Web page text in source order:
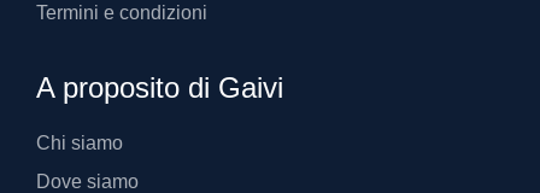
Termini e condizioni
A proposito di Gaivi
Chi siamo
Dove siamo